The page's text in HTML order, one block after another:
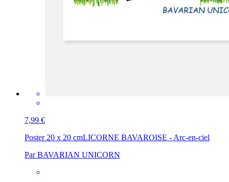
7,99 €
Poster 20 x 20 cmLICORNE BAVAROISE - Arc-en-ciel
Par BAVARIAN UNICORN